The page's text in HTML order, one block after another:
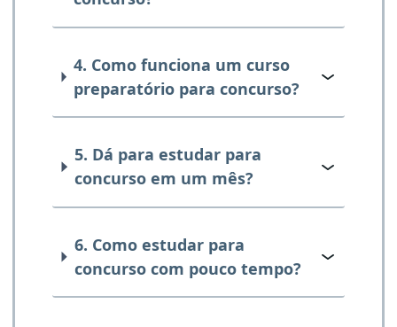
4. Como funciona um curso
preparatório para concurso?
5. Dá para estudar para
concurso em um mês?
6. Como estudar para
concurso com pouco tempo?